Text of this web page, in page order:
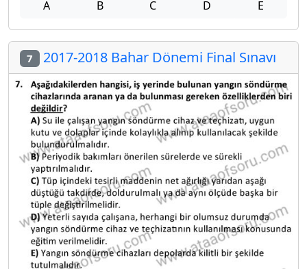
A B C D E
7 2017-2018 Bahar Dönemi Final Sınavı